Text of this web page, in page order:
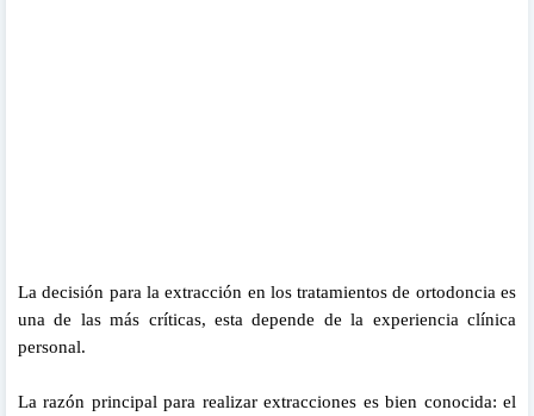
La decisión para la extracción en los tratamientos de ortodoncia es
una de las más críticas, esta depende de la experiencia clínica
personal.
La razón principal para realizar extracciones es bien conocida: el